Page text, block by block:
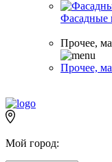
Фасадные
Прочее,
Прочее,
Мой город: